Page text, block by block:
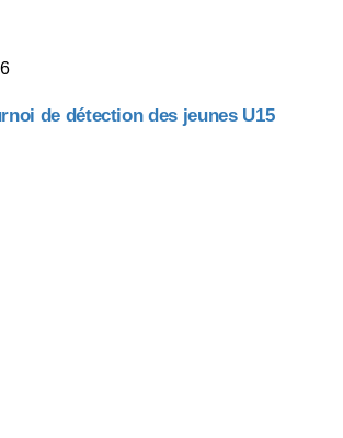
de détection des jeunes U15